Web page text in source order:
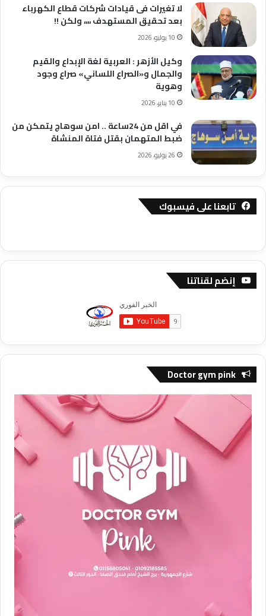
لا تغيرات فى قيادات شركات قطاع الكهرباء
بعد تحقيق المستهدف ،،،، ولكن !!
10 يوليو، 2026
وكيل الأزهر : العربية لغة الإبداع والقيم
والجمال و«الصراع اللساني» صراع وجود
وهوية
10 يناير، 2026
في اقل من 24ساعة .. امن سوهاج يتمكن من
ضبط المتهمان بقتل فتاة المنشاة
26 يوليو، 2026
تابعنا على فيسبوك
إنضم لقناتنا
Doctor gym pink